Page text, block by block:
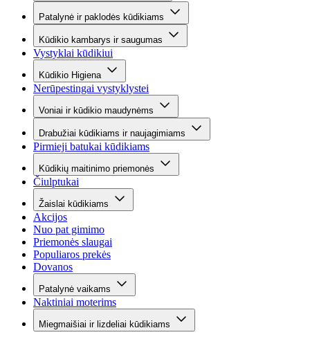
Patalynė ir paklodės kūdikiams
Kūdikio kambarys ir saugumas
Vystyklai kūdikiui
Kūdikio Higiena
Nerūpestingai vystyklystei
Voniai ir kūdikio maudynėms
Drabužiai kūdikiams ir naujagimiams
Pirmieji batukai kūdikiams
Kūdikių maitinimo priemonės
Čiulptukai
Žaislai kūdikiams
Akcijos
Nuo pat gimimo
Priemonės slaugai
Populiaros prekės
Dovanos
Patalynė vaikams
Naktiniai moterims
Miegmaišiai ir lizdeliai kūdikiams